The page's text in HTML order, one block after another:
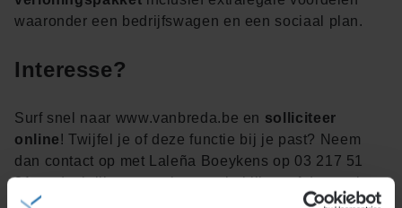
waaronder een bedrijfswagen en een sociaal plan.
Interesse?
Surf snel naar www.vanbreda.be en solliciteer
online! Twijfel je of deze functie bij je past? Neem
dan contact op met Laleña Boeykens op 03 217 51
81, zodat jullie samen kunnen bekijken of deze rol
jouw volgende stap kan zijn.